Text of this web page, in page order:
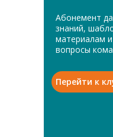
Перейти к
Абонемент
знаний,
материалам
вопросы